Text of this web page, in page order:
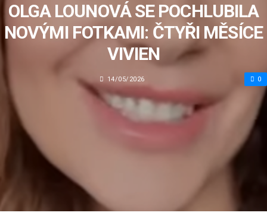
OLGA LOUNOVÁ SE POCHLUBILA
NOVÝMI FOTKAMI: ČTYŘI MĚSÍCE
VIVIEN
14/05/2026 0